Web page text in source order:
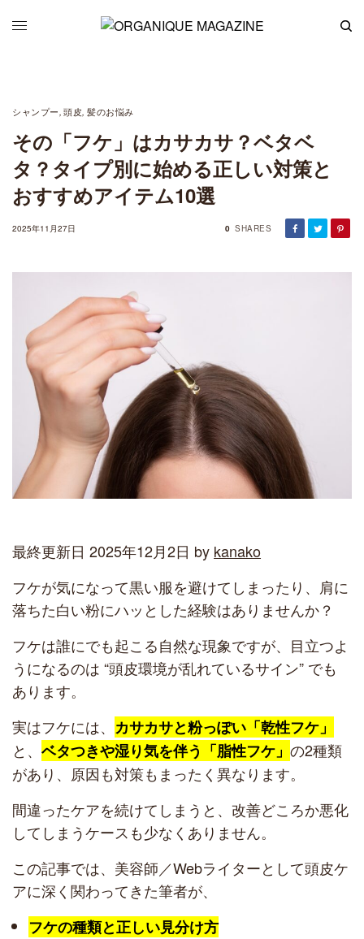
シャンプー, 頭皮, 髪のお悩み
その「フケ」はカサカサ？ベタベ
タ？タイプ別に始める正しい対策と
おすすめアイテム10選
2025年11月27日 0 SHARES
最終更新日 2025年12月2日 by kanako
フケが気になって黒い服を避けてしまったり、肩に
落ちた白い粉にハッとした経験はありませんか？
フケは誰にでも起こる自然な現象ですが、目立つよ
うになるのは “頭皮環境が乱れているサイン” でも
あります。
実はフケには、 カサカサと粉っぽい「乾性フケ」
と、 ベタつきや湿り気を伴う「脂性フケ」 の2種類
があり、原因も対策もまったく異なります。
間違ったケアを続けてしまうと、改善どころか悪化
してしまうケースも少なくありません。
この記事では、美容師／Webライターとして頭皮ケ
アに深く関わってきた筆者が、
フケの種類と正しい見分け方